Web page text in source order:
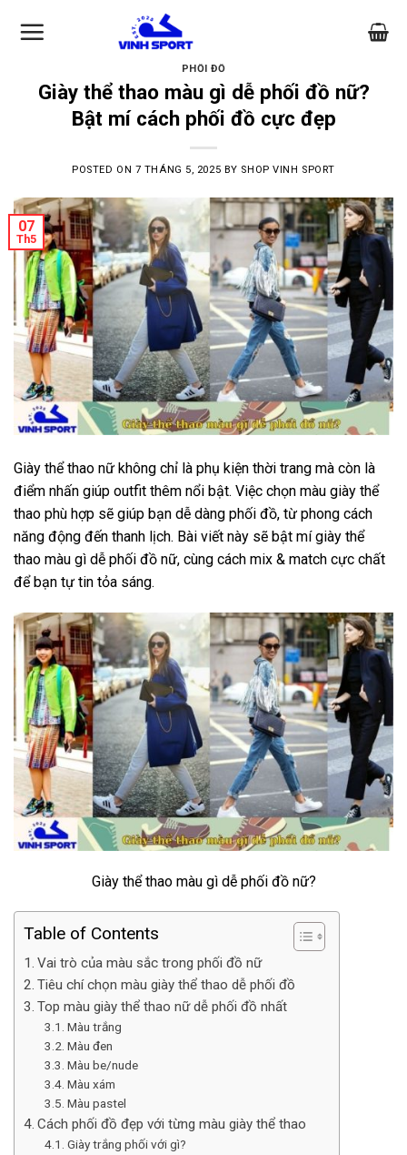
PHỐI ĐỒ
Giày thể thao màu gì dễ phối đồ nữ?
Bật mí cách phối đồ cực đẹp
POSTED ON 7 THÁNG 5, 2025 BY SHOP VINH SPORT
07
Th5
Giày thể thao nữ không chỉ là phụ kiện thời trang mà còn là
điểm nhấn giúp outfit thêm nổi bật. Việc chọn màu giày thể
thao phù hợp sẽ giúp bạn dễ dàng phối đồ, từ phong cách
năng động đến thanh lịch. Bài viết này sẽ bật mígiày thể
thao màu gì dễ phối đồ nữ, cùng cách mix & match cực chất
để bạn tự tin tỏa sáng.
Giày thể thao màu gì dễ phối đồ nữ?
Table of Contents
Vai trò của màu sắc trong phối đồ nữ
Tiêu chí chọn màu giày thể thao dễ phối đồ
Top màu giày thể thao nữ dễ phối đồ nhất
Màu trắng
Màu đen
Màu be/nude
Màu xám
Màu pastel
Cách phối đồ đẹp với từng màu giày thể thao
Giày trắng phối với gì?